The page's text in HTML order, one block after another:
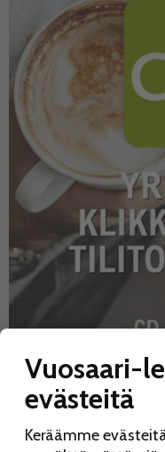
UUSIMMAT
Vuosaari-
evästeitä
Keräämme